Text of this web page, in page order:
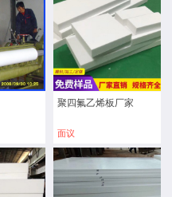
聚四氟乙烯板厂家
面议